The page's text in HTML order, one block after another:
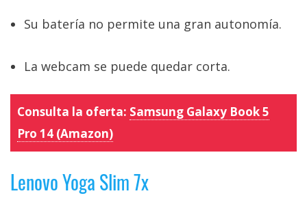
Su batería no permite una gran autonomía.
La webcam se puede quedar corta.
Consulta la oferta: Samsung Galaxy Book 5
Pro 14 (Amazon)
Lenovo Yoga Slim 7x